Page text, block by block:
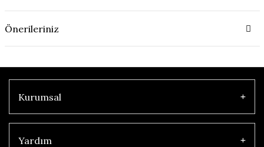
Önerileriniz
Kurumsal
Yardım